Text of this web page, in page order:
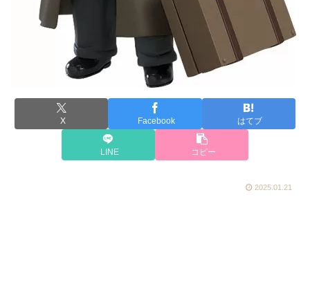
X Facebook はてブ
LINE コピー
2025.01.21